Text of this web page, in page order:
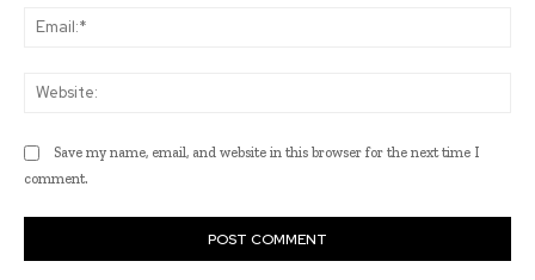
Save my name, email, and website in this browser for the next time I
comment.